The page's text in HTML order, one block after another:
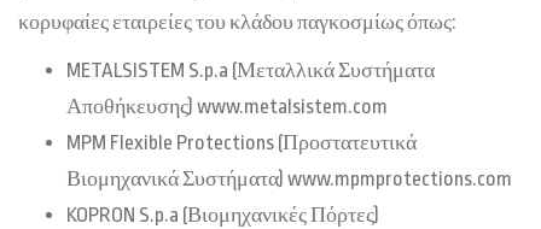
κορυφαίες εταιρείες του κλάδου παγκοσμίως όπως:
METALSISTEM S.p.a (Μεταλλικά Συστήματα
Αποθήκευσης) www.metalsistem.com
MPM Flexible Protections (Προστατευτικά
Βιομηχανικά Συστήματα) www.mpmprotections.com
KOPRON S.p.a (Βιομηχανικές Πόρτες)